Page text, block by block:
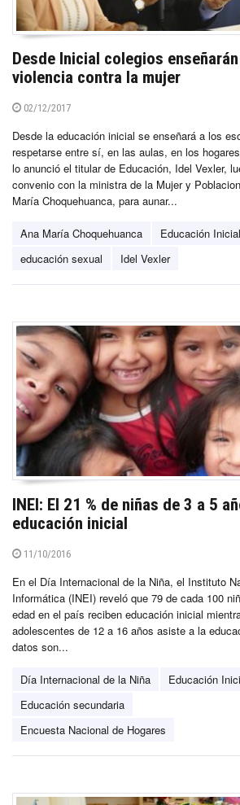
Desde Inicial colegios
violencia contra la mujer
02/12/2017
Desde la educación inicial se enseñará a los
respetarse entre sí, en las aulas, en los
lo anunció el titular de Educación, Idel Vexler,
convenio con la ministra de la Mujer y
María Choquehuanca, para aunar...
Ana María Choquehuanca
Educación Inicial
educación sexual
Idel Vexler
INEI: El 21 % de niñas de 3 a 5
educación inicial
11/10/2016
En el Día Internacional de la Niña, el Instituto
Informática (INEI) reveló que 79 de cada 100
edad en el país reciben educación inicial
adolescentes de 12 a 16 años asiste a la
datos son...
Día Internacional de la Niña
Educación
Educación secundaria
Encuesta Nacional de Hogares